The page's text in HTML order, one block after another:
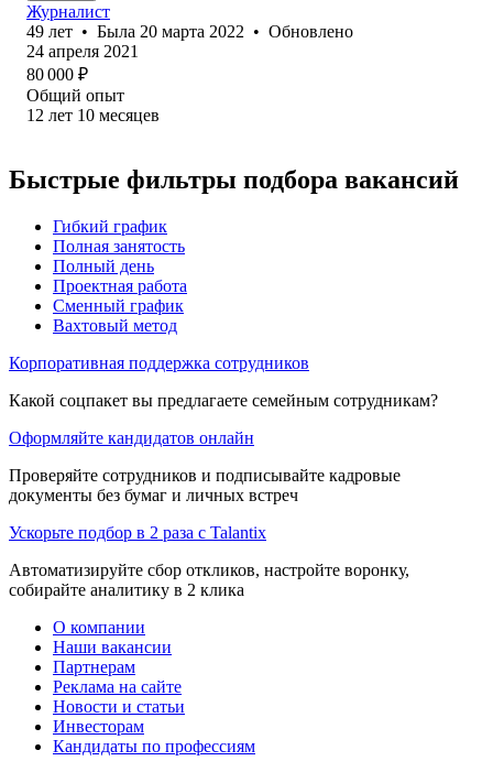
Журналист
49 лет • Была 20 марта 2022 • Обновлено
24 апреля 2021
80 000 ₽
Общий опыт
12 лет 10 месяцев
Быстрые фильтры подбора вакансий
Гибкий график
Полная занятость
Полный день
Проектная работа
Сменный график
Вахтовый метод
Корпоративная поддержка сотрудников
Какой соцпакет вы предлагаете семейным сотрудникам?
Оформляйте кандидатов онлайн
Проверяйте сотрудников и подписывайте кадровые
документы без бумаг и личных встреч
Ускорьте подбор в 2 раза с Talantix
Автоматизируйте сбор откликов, настройте воронку,
собирайте аналитику в 2 клика
О компании
Наши вакансии
Партнерам
Реклама на сайте
Новости и статьи
Инвесторам
Кандидаты по профессиям